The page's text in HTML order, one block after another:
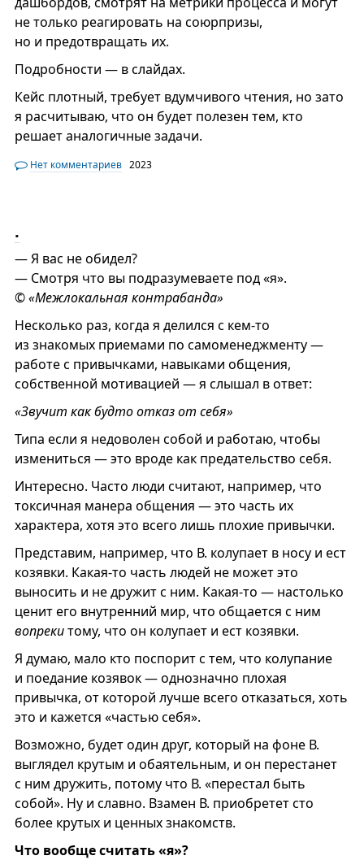
не только реагировать на союрпризы,
но и предотвращать их.
Подробности — в слайдах.
Кейс плотный, требует вдумчивого чтения, но зато
я расчитываю, что он будет полезен тем, кто
решает аналогичные задачи.
Нет комментариев 2023
.
— Я вас не обидел?
— Смотря что вы подразумеваете под «я».
© «Межлокальная контрабанда»
Несколько раз, когда я делился с кем-то
из знакомых приемами по самоменеджменту —
работе с привычками, навыками общения,
собственной мотивацией — я слышал в ответ:
«Звучит как будто отказ от себя»
Типа если я недоволен собой и работаю, чтобы
измениться — это вроде как предательство себя.
Интересно. Часто люди считают, например, что
токсичная манера общения — это часть их
характера, хотя это всего лишь плохие привычки.
Представим, например, что В. колупает в носу и ест
козявки. Какая-то часть людей не может это
выносить и не дружит с ним. Какая-то — настолько
ценит его внутренний мир, что общается с ним
вопрекитому, что он колупает и ест козявки.
Я думаю, мало кто поспорит с тем, что колупание
и поедание козявок — однозначно плохая
привычка, от которой лучше всего отказаться, хоть
это и кажется «частью себя».
Возможно, будет один друг, который на фоне В.
выглядел крутым и обаятельным, и он перестанет
с ним дружить, потому что В. «перестал быть
собой». Ну и славно. Взамен В. приобретет сто
более крутых и ценных знакомств.
Что вообще считать «я»?